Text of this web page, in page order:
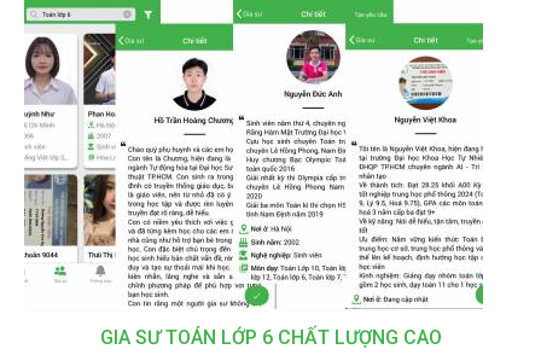
GIA SƯ TOÁN LỚP 6 CHẤT LƯỢNG CAO